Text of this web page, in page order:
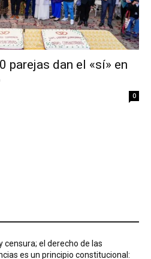
parejas dan el «sí» en
0
censura; el derecho de las
es un principio constitucional: